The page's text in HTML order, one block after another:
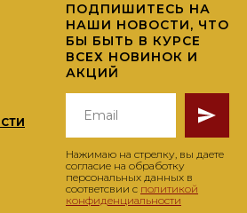
ПОДПИШИТЕСЬ НА
НАШИ НОВОСТИ, ЧТО
БЫ БЫТЬ В КУРСЕ
ВСЕХ НОВИНОК И
АКЦИЙ
Нажимаю на стрелку, вы даете
согласие на обработку
персональных данных в
соответсвии с политикой
конфиденциальности